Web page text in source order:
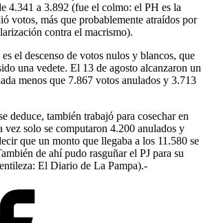
4.341 a 3.892 (fue el colmo: el PH es la
votos, más que probablemente atraídos por
contra el macrismo).
el descenso de votos nulos y blancos, que
una vedete. El 13 de agosto alcanzaron un
menos que 7.867 votos anulados y 3.713
deduce, también trabajó para cosechar en
vez solo se computaron 4.200 anulados y
que un monto que llegaba a los 11.580 se
de ahí pudo rasguñar el PJ para su
El Diario de La Pampa).-